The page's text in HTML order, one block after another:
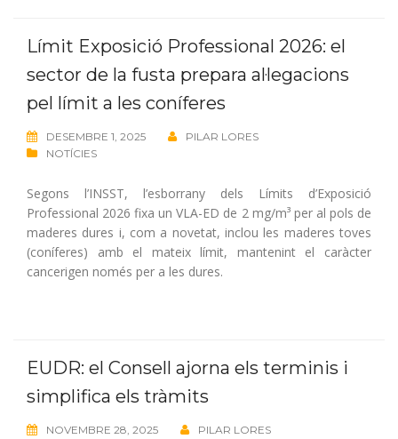
Límit Exposició Professional 2026: el
sector de la fusta prepara al·legacions
pel límit a les coníferes
DESEMBRE 1, 2025
PILAR LORES
NOTÍCIES
Segons l’INSST, l’esborrany dels Límits d’Exposició
Professional 2026 fixa un VLA-ED de 2 mg/m³ per al pols de
maderes dures i, com a novetat, inclou les maderes toves
(coníferes) amb el mateix límit, mantenint el caràcter
cancerigen només per a les dures.
EUDR: el Consell ajorna els terminis i
simplifica els tràmits
NOVEMBRE 28, 2025
PILAR LORES